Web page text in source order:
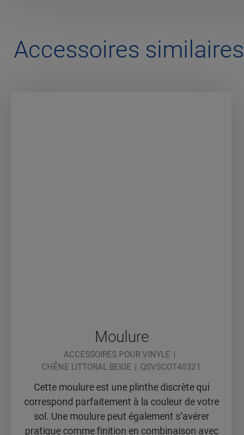
Accessoires similaires
Moulure
ACCESSOIRES POUR VINYLE
CHÊNE LITTORAL BEIGE
QSVSCOT40321
Cette moulure est une plinthe discrète qui
correspond parfaitement à la couleur de votre
sol. Une moulure peut également s’avérer
pratique comme finition en combinaison avec